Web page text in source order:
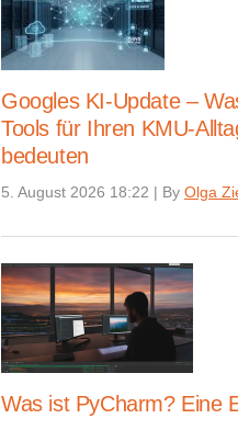
Googles KI-Update –
Tools für Ihren KMU-
bedeuten
5. August 2026 18:22 | By Olga
Was ist PyCharm? Eine